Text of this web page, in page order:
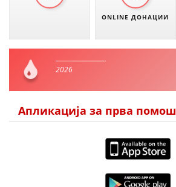
ONLINE ДОНАЦИИ
2026
Апликација за прва помош